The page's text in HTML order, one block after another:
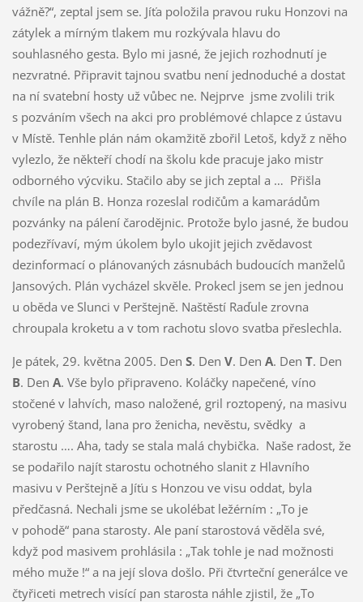
vážně?“, zeptal jsem se. Jíťa položila pravou ruku Honzovi na
zátylek a mírným tlakem mu rozkývala hlavu do
souhlasného gesta. Bylo mi jasné, že jejich rozhodnutí je
nezvratné. Připravit tajnou svatbu není jednoduché a dostat
na ní svatební hosty už vůbec ne. Nejprve jsme zvolili trik
s pozváním všech na akci pro problémové chlapce z ústavu
v Místě. Tenhle plán nám okamžitě zbořil Letoš, když z něho
vylezlo, že někteří chodí na školu kde pracuje jako mistr
odborného výcviku. Stačilo aby se jich zeptal a … Přišla
chvíle na plán B. Honza rozeslal rodičům a kamarádům
pozvánky na pálení čarodějnic. Protože bylo jasné, že budou
podezřívaví, mým úkolem bylo ukojit jejich zvědavost
dezinformací o plánovaných zásnubách budoucích manželů
Jansových. Plán vycházel skvěle. Prokecl jsem se jen jednou
u oběda ve Slunci v Perštejně. Naštěstí Raďule zrovna
chroupala kroketu a v tom rachotu slovo svatba přeslechla.
Je pátek, 29. května 2005. Den S. Den V. Den A. Den T. Den
B. Den A. Vše bylo připraveno. Koláčky napečené, víno
stočené v lahvích, maso naložené, gril roztopený, na masivu
vyrobený štand, lana pro ženicha, nevěstu, svědky a
starostu …. Aha, tady se stala malá chybička. Naše radost, že
se podařilo najít starostu ochotného slanit z Hlavního
masivu v Perštejně a Jíťu s Honzou ve visu oddat, byla
předčasná. Nechali jsme se ukolébat ležérním : „To je
v pohodě“ pana starosty. Ale paní starostová věděla své,
když pod masivem prohlásila : „Tak tohle je nad možnosti
mého muže !“ a na její slova došlo. Při čtvrteční generálce ve
čtyřiceti metrech visící pan starosta náhle zjistil, že „To